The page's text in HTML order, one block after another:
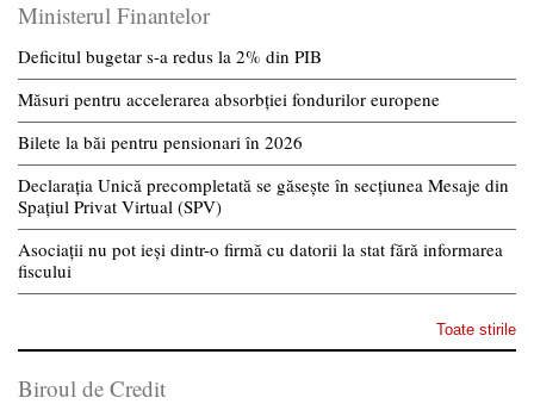
Ministerul Finantelor
Deficitul bugetar s-a redus la 2% din PIB
Măsuri pentru accelerarea absorbției fondurilor europene
Bilete la băi pentru pensionari în 2026
Declarația Unică precompletată se găsește în secțiunea Mesaje din
Spațiul Privat Virtual (SPV)
Asociații nu pot ieși dintr-o firmă cu datorii la stat fără informarea
fiscului
Toate stirile
Biroul de Credit